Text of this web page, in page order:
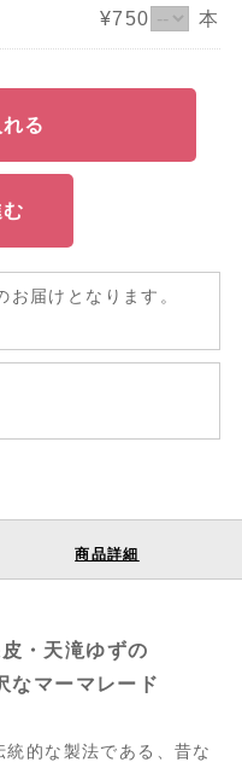
¥750 本
る
お届けとなります。
商品詳細
・天滝ゆずの
なマーマレード
的な製法である、昔な